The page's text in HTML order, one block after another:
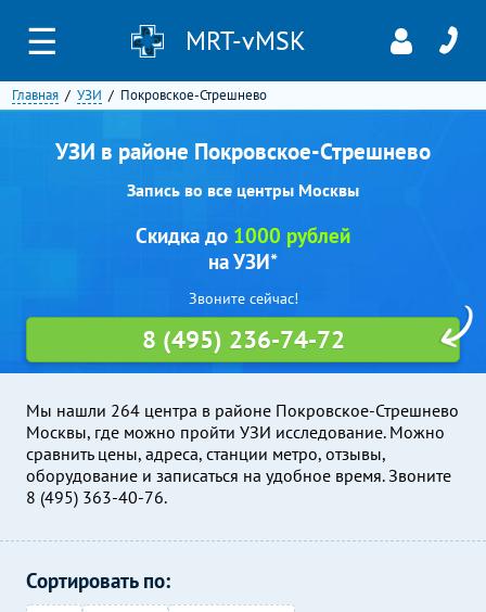
☰ MRT-vMSK
Главная УЗИ Покровское-Стрешнево
УЗИ в районе Покровское-Стрешнево
Запись во все центры Москвы
Мы нашли 264 центра в районе Покровское-Стрешнево
Москвы, где можно пройти УЗИ исследование. Можно
сравнить цены, адреса, станции метро, отзывы,
оборудование и записаться на удобное время. Звоните
8 (495) 363-40-76.
Скидка до 1000 рублей
на УЗИ*
Звоните сейчас!
8 (495) 236-74-72
Сортировать по: